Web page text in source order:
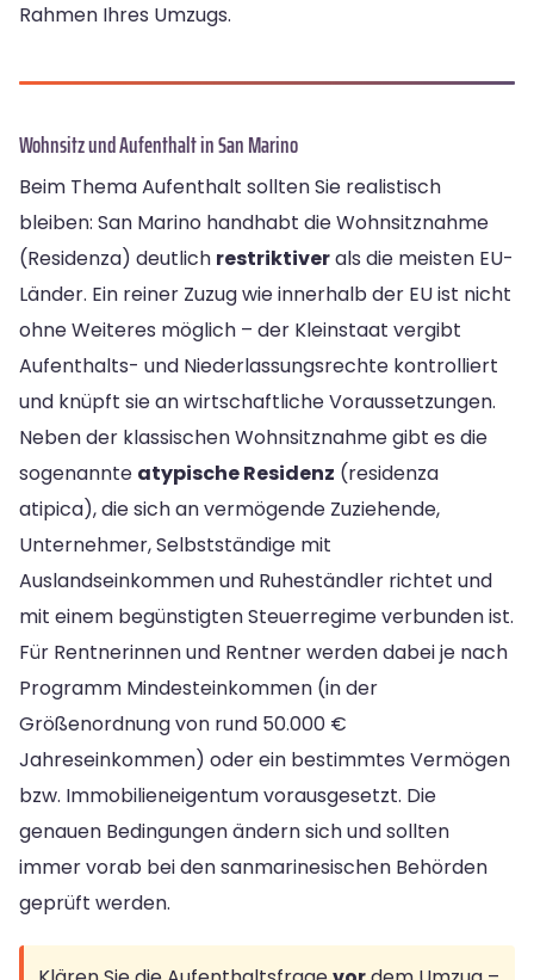
Rahmen Ihres Umzugs.
Wohnsitz und Aufenthalt in San Marino
Beim Thema Aufenthalt sollten Sie realistisch
bleiben: San Marino handhabt die Wohnsitznahme
(Residenza) deutlich restriktiverals die meisten EU-
Länder. Ein reiner Zuzug wie innerhalb der EU ist nicht
ohne Weiteres möglich – der Kleinstaat vergibt
Aufenthalts- und Niederlassungsrechte kontrolliert
und knüpft sie an wirtschaftliche Voraussetzungen.
Neben der klassischen Wohnsitznahme gibt es die
sogenannte atypische Residenz (residenza
atipica), die sich an vermögende Zuziehende,
Unternehmer, Selbstständige mit
Auslandseinkommen und Ruheständler richtet und
mit einem begünstigten Steuerregime verbunden ist.
Für Rentnerinnen und Rentner werden dabei je nach
Programm Mindesteinkommen (in der
Größenordnung von rund 50.000 €
Jahreseinkommen) oder ein bestimmtes Vermögen
bzw. Immobilieneigentum vorausgesetzt. Die
genauen Bedingungen ändern sich und sollten
immer vorab bei den sanmarinesischen Behörden
geprüft werden.